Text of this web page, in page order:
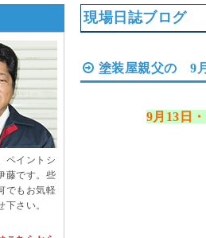
ペイントシ
藤です。些
でもお気軽
下さい。
現場日誌ブログ
塗装屋親父の 9
9月13 日